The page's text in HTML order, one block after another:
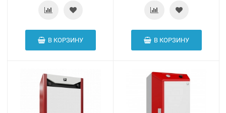
В КОРЗИНУ В КОРЗИНУ